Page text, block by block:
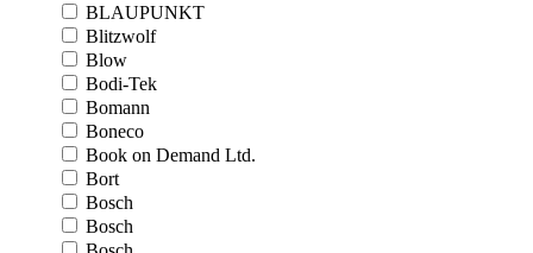
BLAUPUNKT
Blitzwolf
Blow
Bodi-Tek
Bomann
Boneco
Book on Demand Ltd.
Bort
Bosch
Bosch